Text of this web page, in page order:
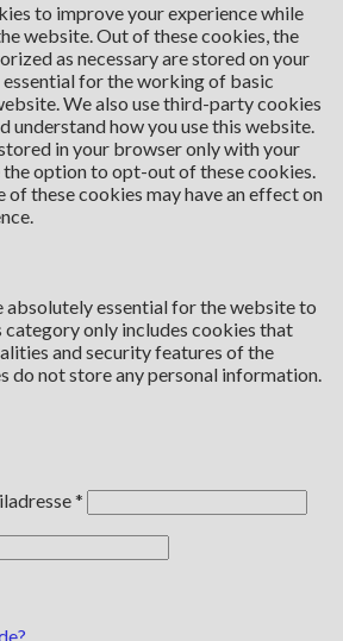
to improve your experience while
website. Out of these cookies, the
as necessary are stored on your
essential for the working of basic
We also use third-party cookies
understand how you use this website.
in your browser only with your
the option to opt-out of these cookies.
these cookies may have an effect on
absolutely essential for the website to
only includes cookies that
and security features of the
do not store any personal information.
*